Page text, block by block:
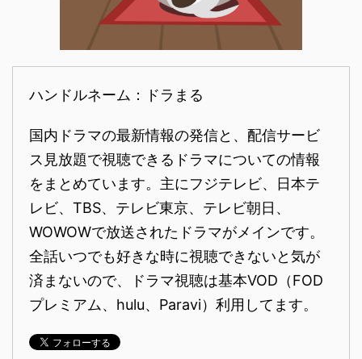
ハンドルネーム：ドラまる
国内ドラマの最新情報の発信と、配信サービ
ス見放題で視聴できるドラマについての情報
をまとめています。主にフジテレビ、日本テ
レビ、TBS、テレビ東京、テレビ朝日、
WOWOWで放送されたドラマがメインです。
全話いつでも好きな時に視聴できないと気が
済まないので、ドラマ視聴は基本VOD（FOD
プレミアム、hulu、Paravi）利用してます。